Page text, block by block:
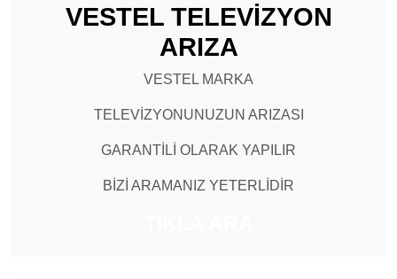
VESTEL TELEVİZYON
ARIZA
VESTEL MARKA
TELEVİZYONUNUZUN ARIZASI
GARANTİLİ OLARAK YAPILIR
BİZİ ARAMANIZ YETERLİDİR